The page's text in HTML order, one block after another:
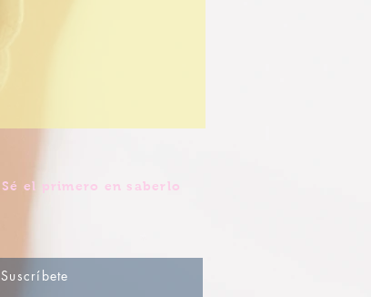
Sé el primero en saberlo
Suscríbete